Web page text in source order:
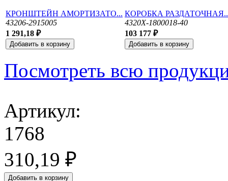
КРОНШТЕЙН АМОРТИЗАТО...
43206-2915005
1 291,18 ₽
КОРОБКА
4320Х-1800018-40
103 177 ₽
Посмотреть всю
Артикул:
1768
310,19 ₽